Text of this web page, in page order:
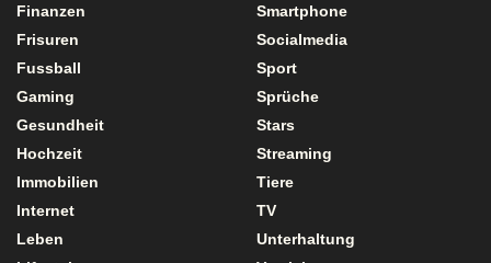
Finanzen
Frisuren
Fussball
Gaming
Gesundheit
Hochzeit
Immobilien
Internet
Leben
Smartphone
Socialmedia
Sport
Sprüche
Stars
Streaming
Tiere
TV
Unterhaltung